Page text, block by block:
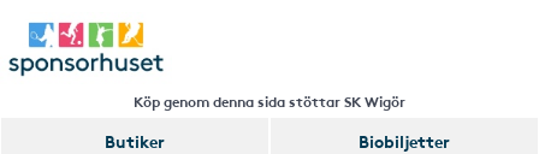
Köp genom denna sida stöttar SK Wigör
Butiker
Biobiljetter